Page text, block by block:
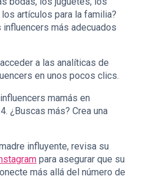
artículos para la familia?
influencers más adecuados
a las analíticas de
en unos pocos clics.
mamás en
¿Buscas más? Crea una
influyente, revisa su
para asegurar que su
más allá del número de